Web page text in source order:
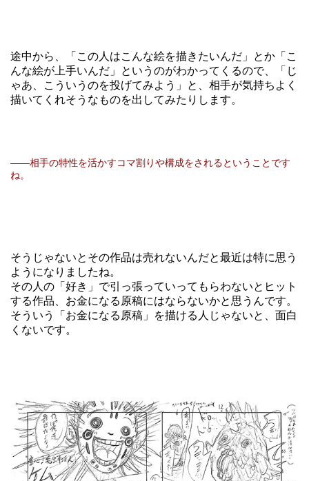
途中から、「この人はこんな絵を描きたいんだ」とか「こ
んな絵が上手いんだ」というのがわかってくるので、「じ
ゃあ、こういうのを投げてみよう」と、相手が気持ちよく
描いてくれそうなものを出してみたりします。
――相手の特性を活かすコマ割りや構成をされるということです
ね。
そうじゃないとその作品は売れないんだと最近は特に思う
ようになりましたね。
その人の「好き」で引っ張っていってもらわないとヒット
する作品、お金になる原稿にはならないかと思うんです。
そういう「お金になる原稿」を描ける人じゃないと、面白
くないです。